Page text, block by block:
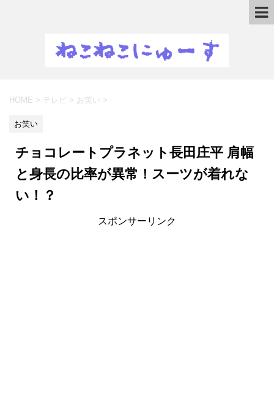
HOME > テレビ > お笑い >
お笑い
チョコレートプラネット長田庄平 肩幅
と身長の比率が異常！スーツが着れな
い！？
スポンサーリンク